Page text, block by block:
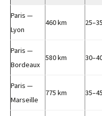
Paris —
Lyon
460 km
Paris —
Bordeaux
580 km
Paris —
Marseille
775 km